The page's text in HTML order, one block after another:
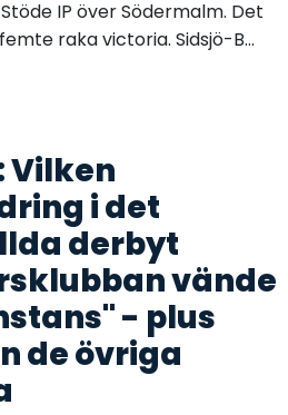
IP över Södermalm. Det
raka victoria. Sidsjö-B...
Vilken
i det
derbyt
vände
- plus
de övriga